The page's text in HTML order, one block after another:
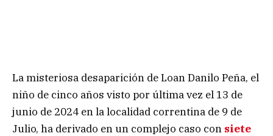
La misteriosa desaparición de Loan Danilo Peña, el
niño de cinco años visto por última vez el 13 de
junio de 2024 en la localidad correntina de 9 de
Julio, ha derivado en un complejo caso con siete